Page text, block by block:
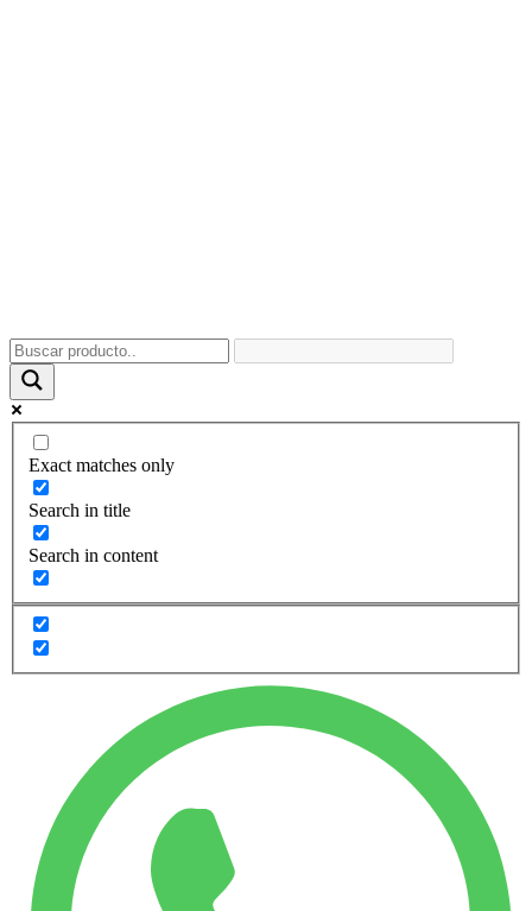
Exact matches only
Search in title
Search in content